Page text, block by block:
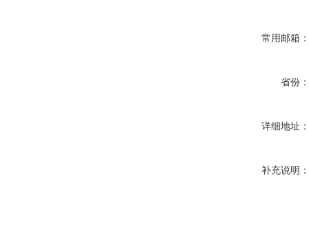
常用邮箱：
省份：
详细地址：
补充说明：